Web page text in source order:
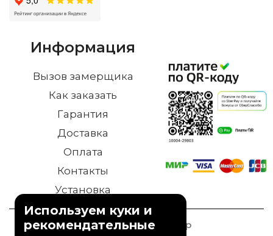
Информация
Вызов замерщика
Как заказать
Гарантия
Доставка
Оплата
Контакты
Установка
© 2023 Дверной Двор
Используем куки и
рекомендательные